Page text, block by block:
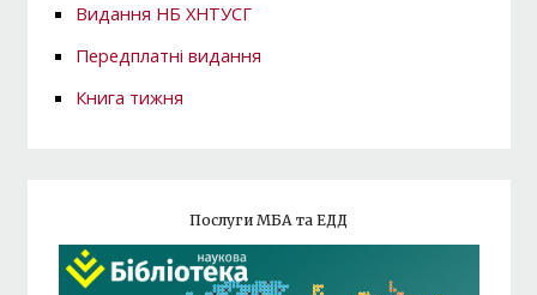
Видання НБ ХНТУСГ
Передплатні видання
Книга тижня
Послуги МБА та ЕДД